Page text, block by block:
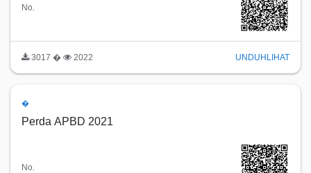
No.
3017 � 2022 UNDUH LIHAT
�
Perda APBD 2021
No.